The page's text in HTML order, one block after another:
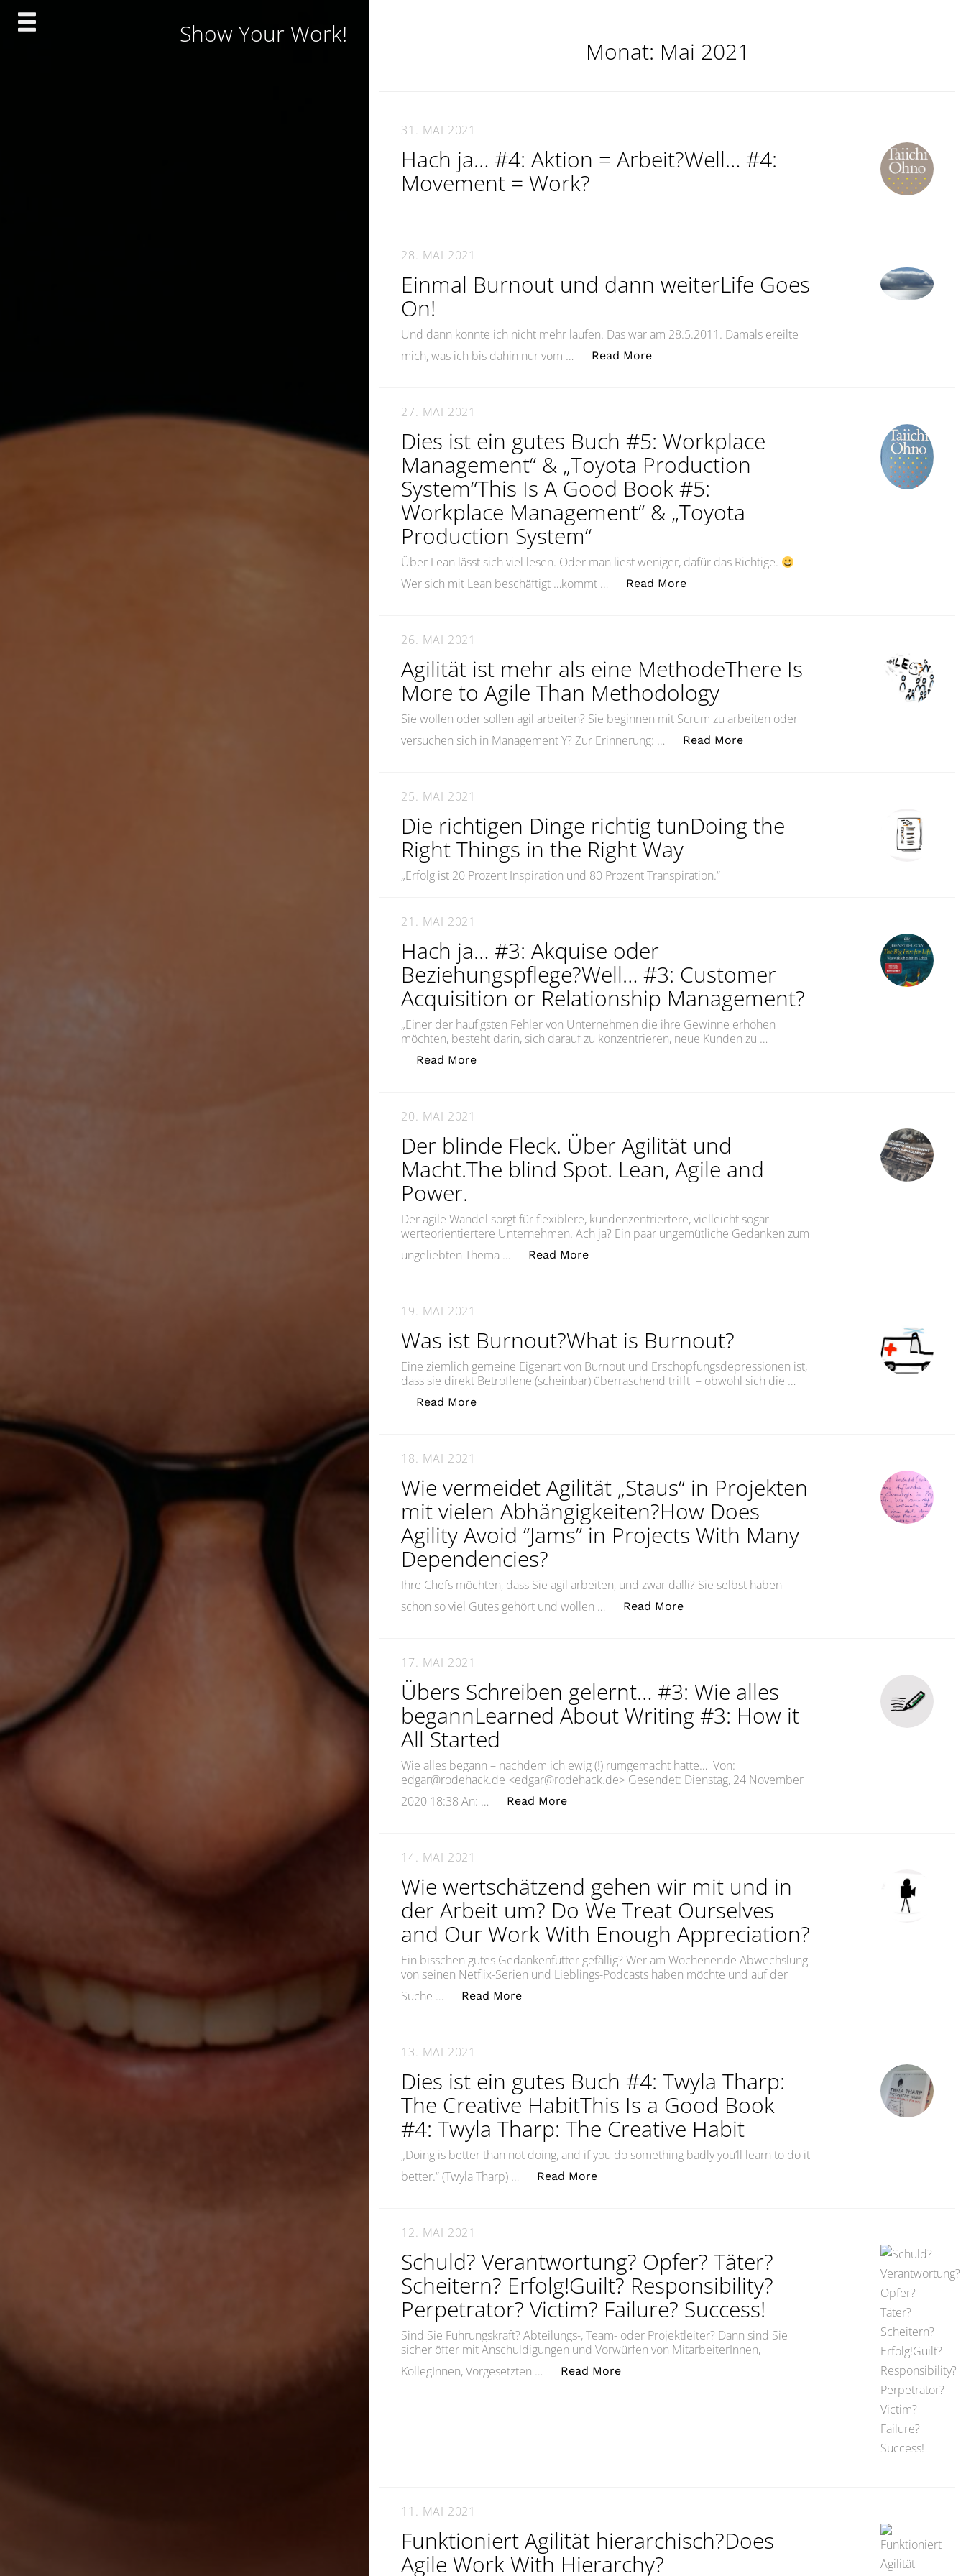
Skip
Show Your Work!
Monat: Mai 2021
31. MAI 2021
Hach ja… #4: Aktion = Arbeit?Well… #4:
Movement = Work?
28. MAI 2021
Einmal Burnout und dann weiterLife Goes
On!
Und dann konnte ich nicht mehr laufen. Das war am 28.5.2011. Damals ereilte
mich, was ich bis dahin nur vom …
Read More„Einmal Burnout und dann weiterLife Goes On!“
27. MAI 2021
Dies ist ein gutes Buch #5: Workplace
Management“ & „Toyota Production
System“This Is A Good Book #5:
Workplace Management“ & „Toyota
Production System“
Über Lean lässt sich viel lesen. Oder man liest weniger, dafür das Richtige.
Wer sich mit Lean beschäftigt …kommt …
Read More„Dies ist ein gutes Buch #5: Workplace
26. MAI 2021
Agilität ist mehr als eine MethodeThere Is
More to Agile Than Methodology
Sie wollen oder sollen agil arbeiten? Sie beginnen mit Scrum zu arbeiten oder
versuchen sich in Management Y? Zur Erinnerung: …
Read More„Agilität ist mehr als eine
25. MAI 2021
Die richtigen Dinge richtig tunDoing the
Right Things in the Right Way
„Erfolg ist 20 Prozent Inspiration und 80 Prozent Transpiration.“
21. MAI 2021
Hach ja… #3: Akquise oder
Beziehungspflege?Well… #3: Customer
Acquisition or Relationship Management?
„Einer der häufigsten Fehler von Unternehmen die ihre Gewinne erhöhen
möchten, besteht darin, sich darauf zu konzentrieren, neue Kunden zu …
Read More„Hach ja… #3: Akquise oder Beziehungspflege?Well… #3: Customer Acquisition or
20. MAI 2021
Der blinde Fleck. Über Agilität und
Macht.The blind Spot. Lean, Agile and
Power.
Der agile Wandel sorgt für flexiblere, kundenzentriertere, vielleicht sogar
werteorientiertere Unternehmen. Ach ja? Ein paar ungemütliche Gedanken zum
ungeliebten Thema …
Read More„Der blinde Fleck. Über Agilität und Macht.The blind Spot. Lean,
19. MAI 2021
Was ist Burnout?What is Burnout?
Eine ziemlich gemeine Eigenart von Burnout und Erschöpfungsdepressionen ist,
dass sie direkt Betroffene (scheinbar) überraschend trifft – obwohl sich die …
Read More„Was ist Burnout?What is Burnout?“
18. MAI 2021
Wie vermeidet Agilität „Staus“ in Projekten
mit vielen Abhängigkeiten?How Does
Agility Avoid “Jams” in Projects With Many
Dependencies?
Ihre Chefs möchten, dass Sie agil arbeiten, und zwar dalli? Sie selbst haben
schon so viel Gutes gehört und wollen …
Read More„Wie vermeidet Agilität „Staus“ in Projekten mit
17. MAI 2021
Übers Schreiben gelernt… #3: Wie alles
begannLearned About Writing #3: How it
All Started
Wie alles begann – nachdem ich ewig (!) rumgemacht hatte… Von:
edgar@rodehack.de <edgar@rodehack.de> Gesendet: Dienstag, 24 November
2020 18:38 An: …
Read More„Übers Schreiben gelernt… #3: Wie alles begannLearned About
14. MAI 2021
Wie wertschätzend gehen wir mit und in
der Arbeit um? Do We Treat Ourselves
and Our Work With Enough Appreciation?
Ein bisschen gutes Gedankenfutter gefällig? Wer am Wochenende Abwechslung
von seinen Netflix-Serien und Lieblings-Podcasts haben möchte und auf der
Suche …
Read More„Wie wertschätzend gehen wir mit und in der Arbeit um? Do We Treat
13. MAI 2021
Dies ist ein gutes Buch #4: Twyla Tharp:
The Creative HabitThis Is a Good Book
#4: Twyla Tharp: The Creative Habit
„Doing is better than not doing, and if you do something badly you’ll learn to do it
better.“ (Twyla Tharp) …
Read More„Dies ist ein gutes Buch #4: Twyla Tharp: The Creative HabitThis
12. MAI 2021
Schuld? Verantwortung? Opfer? Täter?
Scheitern? Erfolg!Guilt? Responsibility?
Perpetrator? Victim? Failure? Success!
Sind Sie Führungskraft? Abteilungs-, Team- oder Projektleiter? Dann sind Sie
sicher öfter mit Anschuldigungen und Vorwürfen von MitarbeiterInnen,
KollegInnen, Vorgesetzten …
Read More„Schuld? Verantwortung? Opfer? Täter? Scheitern?
11. MAI 2021
Funktioniert Agilität hierarchisch?Does
Agile Work With Hierarchy?